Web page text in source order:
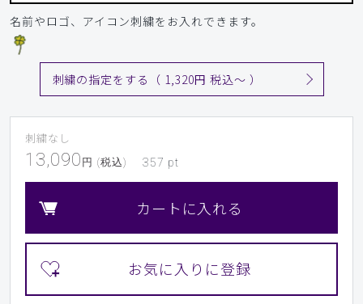
名前やロゴ、アイコン刺繍をお入れできます。
刺繍の指定をする（ 1,320円 税込〜 ）
刺繍なし
13,090 円 (税込) 357 pt
カートに入れる